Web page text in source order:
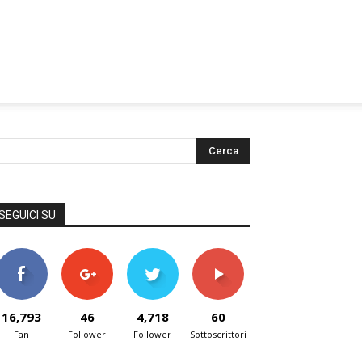
SU
16,793
Fan
46
Follower
4,718
Follower
60
Sottoscrittori